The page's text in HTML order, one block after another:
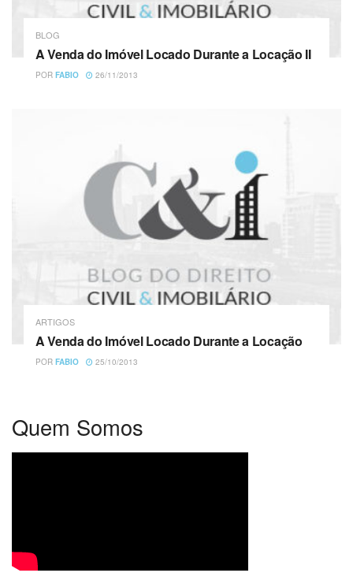
BLOG
A Venda do Imóvel Locado Durante a Locação II
POR FABIO 26/11/2013
ARTIGOS
A Venda do Imóvel Locado Durante a Locação
POR FABIO 25/10/2013
Quem Somos